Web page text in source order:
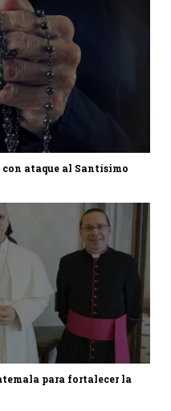
ataque al Santísimo
para fortalecer la